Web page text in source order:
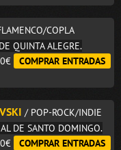
COPLA
QUINTA ALEGRE.
COMPRAR ENTRADAS
/ POP-ROCK/INDIE
DE SANTO DOMINGO.
COMPRAR ENTRADAS